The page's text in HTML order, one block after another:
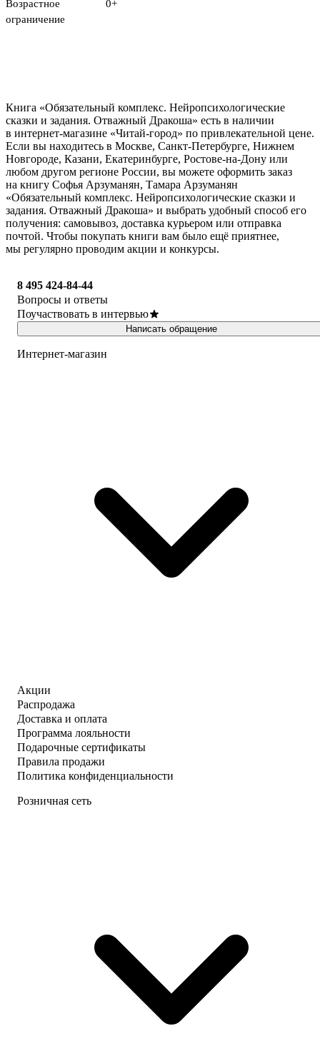
Возрастное
ограничение
0+
Книга «Обязательный комплекс. Нейропсихологические
сказки и задания. Отважный Дракоша» есть в наличии
в интернет-магазине «Читай-город» по привлекательной цене.
Если вы находитесь в Москве, Санкт-Петербурге, Нижнем
Новгороде, Казани, Екатеринбурге, Ростове-на-Дону или
любом другом регионе России, вы можете оформить заказ
на книгу Софья Арзуманян, Тамара Арзуманян
«Обязательный комплекс. Нейропсихологические сказки и
задания. Отважный Дракоша» и выбрать удобный способ его
получения: самовывоз, доставка курьером или отправка
почтой. Чтобы покупать книги вам было ещё приятнее,
мы регулярно проводим акции и конкурсы.
8 495 424-84-44
Вопросы и ответы
Поучаствовать в интервью
Написать обращение
Интернет-магазин
Акции
Распродажа
Доставка и оплата
Программа лояльности
Подарочные сертификаты
Правила продажи
Политика конфиденциальности
Розничная сеть